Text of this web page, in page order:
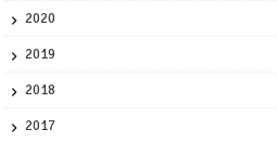
2020
2019
2018
2017